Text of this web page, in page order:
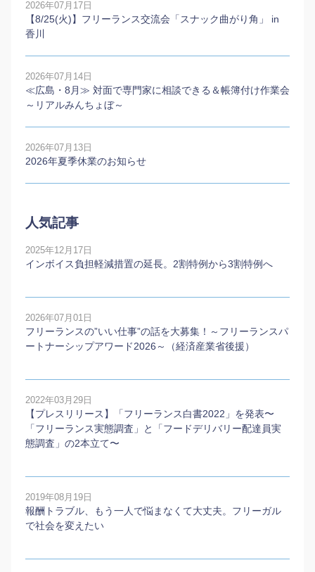
2026年07月17日
【8/25(火)】フリーランス交流会「スナック曲がり角」 in
香川
2026年07月14日
≪広島・8月≫ 対面で専門家に相談できる＆帳簿付け作業会
～リアルみんちょぼ～
2026年07月13日
2026年夏季休業のお知らせ
人気記事
2025年12月17日
インボイス負担軽減措置の延長。2割特例から3割特例へ
2026年07月01日
フリーランスの”いい仕事”の話を大募集！～フリーランスパ
ートナーシップアワード2026～（経済産業省後援）
2022年03月29日
【プレスリリース】「フリーランス白書2022」を発表〜
「フリーランス実態調査」と「フードデリバリー配達員実
態調査」の2本⽴て〜
2019年08月19日
報酬トラブル、もう一人で悩まなくて大丈夫。フリーガル
で社会を変えたい